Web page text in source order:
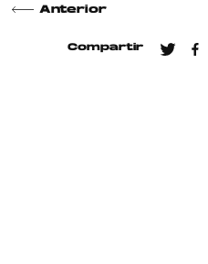
Anterior
Compartir